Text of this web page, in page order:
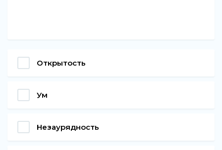
Открытость
Ум
Незаурядность